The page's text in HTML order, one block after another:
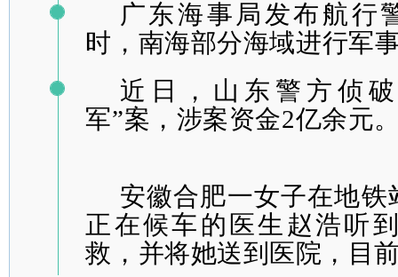
广东海事局发布航行
时，南海部分海域进行军
近日，山东警方侦
军”案，涉案资金2亿余元
安徽合肥一女子在地
正在候车的医生赵浩听
救，并将她送到医院，目